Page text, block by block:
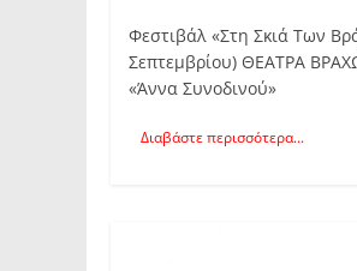
Φεστιβάλ «Στη Σκιά Των
Σεπτεμβρίου) ΘΕΑΤΡΑ
«Άννα Συνοδινού»
Διαβάστε περισσότερα...